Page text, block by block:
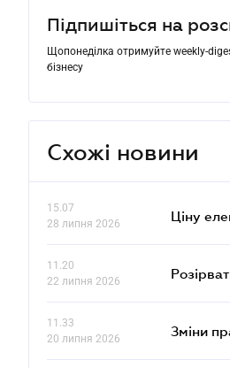
Підпишіться на
Щопонеділка отримуйте weekly-
бізнесу
Схожі новини
15.07
28 липня 2026
Ціну
11.20
22 липня 2026
11.33
20 липня 2026
Зміни